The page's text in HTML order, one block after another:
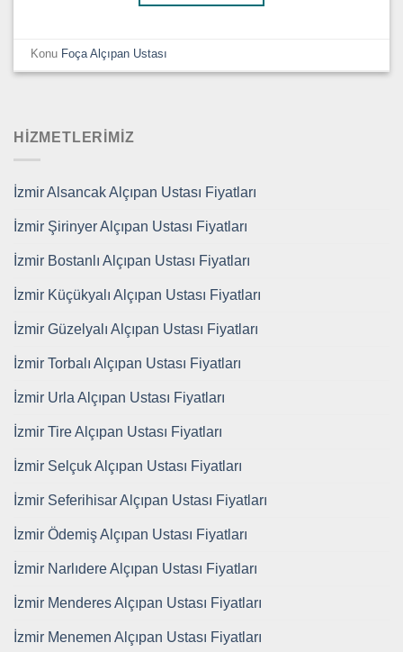
Konu Foça Alçıpan Ustası
HIZMETLERIMIZ
İzmir Alsancak Alçıpan Ustası Fiyatları
İzmir Şirinyer Alçıpan Ustası Fiyatları
İzmir Bostanlı Alçıpan Ustası Fiyatları
İzmir Küçükyalı Alçıpan Ustası Fiyatları
İzmir Güzelyalı Alçıpan Ustası Fiyatları
İzmir Torbalı Alçıpan Ustası Fiyatları
İzmir Urla Alçıpan Ustası Fiyatları
İzmir Tire Alçıpan Ustası Fiyatları
İzmir Selçuk Alçıpan Ustası Fiyatları
İzmir Seferihisar Alçıpan Ustası Fiyatları
İzmir Ödemiş Alçıpan Ustası Fiyatları
İzmir Narlıdere Alçıpan Ustası Fiyatları
İzmir Menderes Alçıpan Ustası Fiyatları
İzmir Menemen Alçıpan Ustası Fiyatları